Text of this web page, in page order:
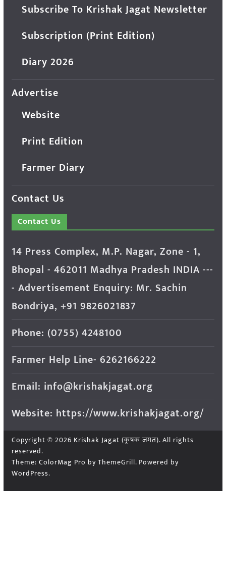
Subscribe To Krishak Jagat Newsletter
Subscription (Print Edition)
Diary 2026
Advertise
Website
Print Edition
Farmer Diary
Contact Us
Contact Us
14 Press Complex, M.P. Nagar, Zone - 1,
Bhopal - 462011 Madhya Pradesh INDIA ---
- Advertisement Enquiry: Mr. Sachin
Bondriya, +91 9826021837
Phone: (0755) 4248100
Farmer Help Line- 6262166222
Email: info@krishakjagat.org
Website: https://www.krishakjagat.org/
Copyright © 2026 Krishak Jagat (कृषक जगत). All rights
reserved.
Theme: ColorMag Pro by ThemeGrill. Powered by
WordPress.